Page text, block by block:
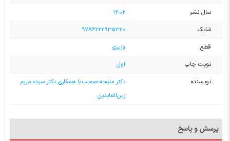
سال نشر
1402
شابک
9786222935320
قطع
وزیری
نوبت چاپ
اول
نویسنده
دکتر ملیحه صحت با همکاری دکتر سیده مریم
زین‌العابدین
پرسش و پاسخ